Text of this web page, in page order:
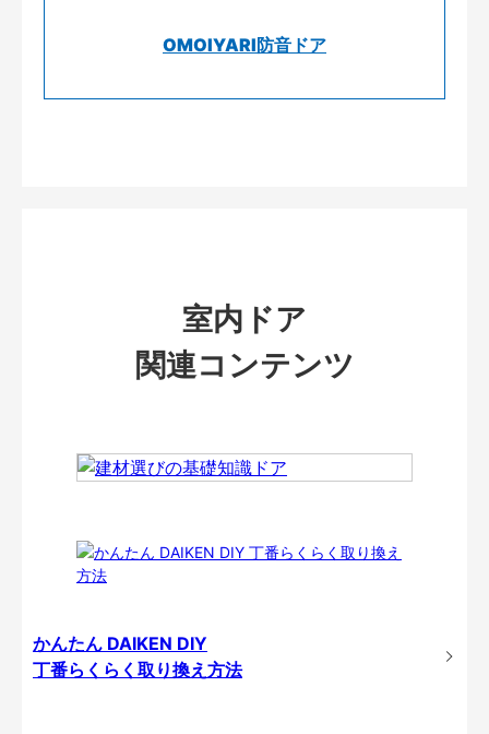
OMOIYARI防音ドア
室内ドア
関連コンテンツ
かんたん DAIKEN DIY
丁番らくらく取り換え方法